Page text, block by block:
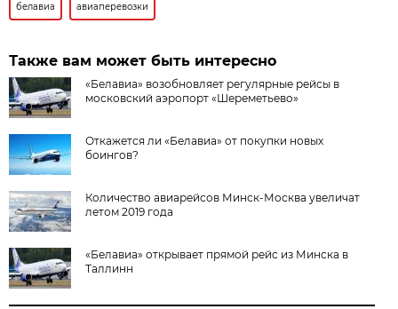
белавиа авиаперевозки
Также вам может быть интересно
«Белавиа» возобновляет регулярные рейсы в
московский аэропорт «Шереметьево»
Откажется ли «Белавиа» от покупки новых
боингов?
Количество авиарейсов Минск-Москва увеличат
летом 2019 года
«Белавиа» открывает прямой рейс из Минска в
Таллинн